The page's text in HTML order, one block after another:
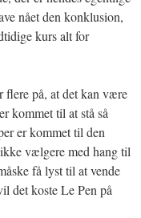
nået den konklusion,
kurs alt for
på, at det kan være
kommet til at stå så
er kommet til den
vælgere med hang til
få lyst til at vende
det koste Le Pen på